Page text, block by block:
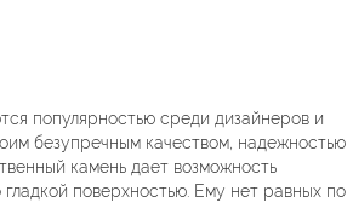
популярностью среди дизайнеров и
безупречным качеством, надежностью
камень дает возможность
гладкой поверхностью. Ему нет равных по